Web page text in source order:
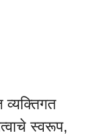
व्यक्तिगत
स्वरूप,